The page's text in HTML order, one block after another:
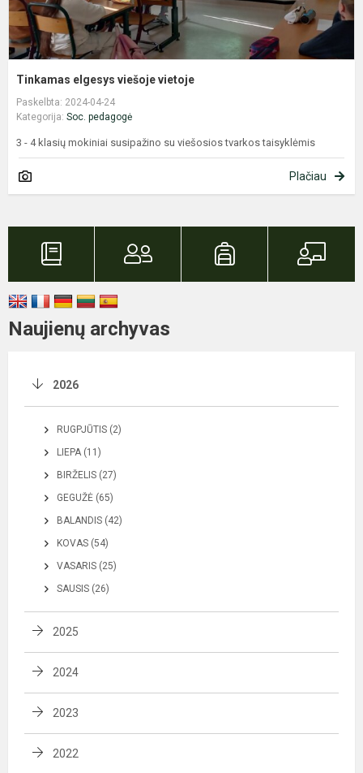
Tinkamas elgesys viešoje vietoje
Paskelbta: 2024-04-24
Kategorija: Soc. pedagogė
3 - 4 klasių mokiniai susipažino su viešosios tvarkos taisyklėmis
Plačiau
Naujienų archyvas
2026
RUGPJŪTIS (2)
LIEPA (11)
BIRŽELIS (27)
GEGUŽĖ (65)
BALANDIS (42)
KOVAS (54)
VASARIS (25)
SAUSIS (26)
2025
2024
2023
2022